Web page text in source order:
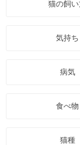
猫の飼
気持ち
病気
食べ物
猫種